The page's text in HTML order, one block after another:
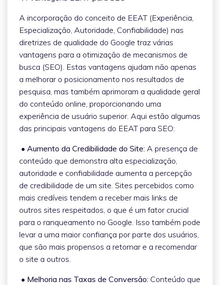
A incorporação do conceito de EEAT (Experiência,
Especialização, Autoridade, Confiabilidade) nas
diretrizes de qualidade do Google traz várias
vantagens para a otimização de mecanismos de
busca (SEO). Estas vantagens ajudam não apenas
a melhorar o posicionamento nos resultados de
pesquisa, mas também aprimoram a qualidade geral
do conteúdo online, proporcionando uma
experiência de usuário superior. Aqui estão algumas
das principais vantagens do EEAT para SEO:
• Aumento da Credibilidade do Site: A presença de
conteúdo que demonstra alta especialização,
autoridade e confiabilidade aumenta a percepção
de credibilidade de um site. Sites percebidos como
mais credíveis tendem a receber mais links de
outros sites respeitados, o que é um fator crucial
para o ranqueamento no Google. Isso também pode
levar a uma maior confiança por parte dos usuários,
que são mais propensos a retornar e a recomendar
o site a outros.
• Melhoria nas Taxas de Conversão: Conteúdo que